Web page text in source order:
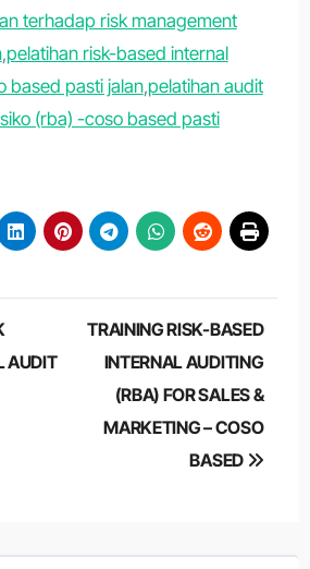
terhadap risk management
,pelatihan risk-based internal
based pasti jalan,pelatihan audit
(rba) -coso based pasti
AUDIT
TRAINING RISK-BASED
INTERNAL AUDITING
(RBA) FOR SALES &
MARKETING – COSO
BASED